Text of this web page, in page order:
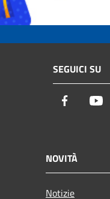
SEGUICI SU
Facebook
NOVITÀ
Notizie